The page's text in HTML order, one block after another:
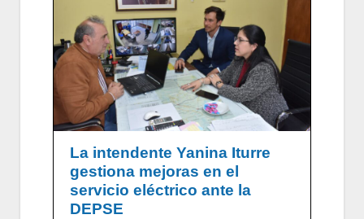
La intendente Yanina Iturre
gestiona mejoras en el
servicio eléctrico ante la
DEPSE